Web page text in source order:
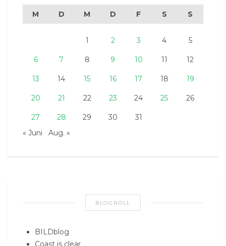
M D M D F S S
1 2 3 4 5
6 7 8 9 10 11 12
13 14 15 16 17 18 19
20 21 22 23 24 25 26
27 28 29 30
31
« Juni
Aug. »
BLOGROLL
BILDblog
Coast is clear